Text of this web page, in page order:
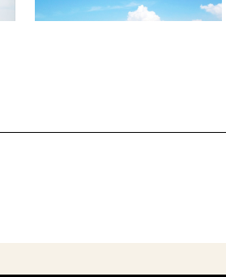
片男波海水浴場